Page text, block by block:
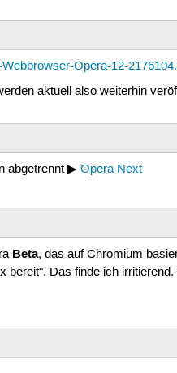
Opera-12-
aktuell also weiterhin
abgetrennt ▶ Opera Next
Beta, das auf Chromium
bereit". Das finde ich